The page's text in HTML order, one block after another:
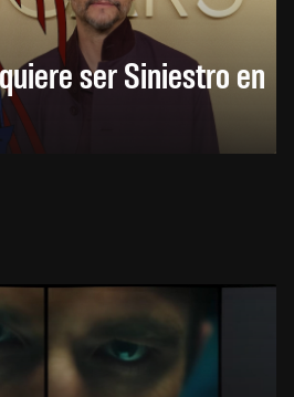
ser Siniestro en